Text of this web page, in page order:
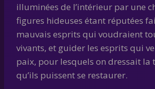
illuminées de l’intérieur par une
figures hideuses étant réputées
mauvais esprits qui voudraient
vivants, et guider les esprits qui
paix, pour lesquels on dressait la
qu’ils puissent se restaurer.